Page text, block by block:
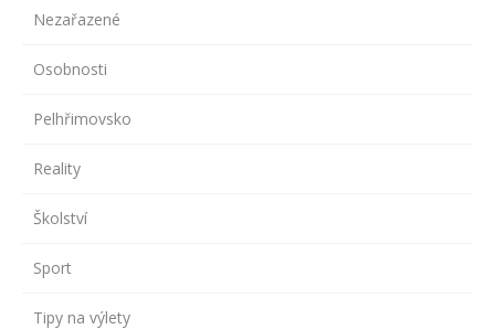
Nezařazené
Osobnosti
Pelhřimovsko
Reality
Školství
Sport
Tipy na výlety